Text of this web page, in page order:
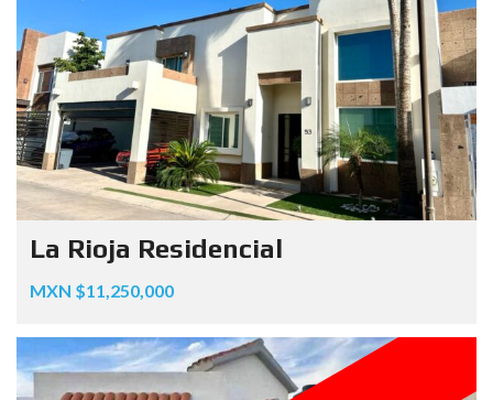
La Rioja Residencial
MXN $11,250,000